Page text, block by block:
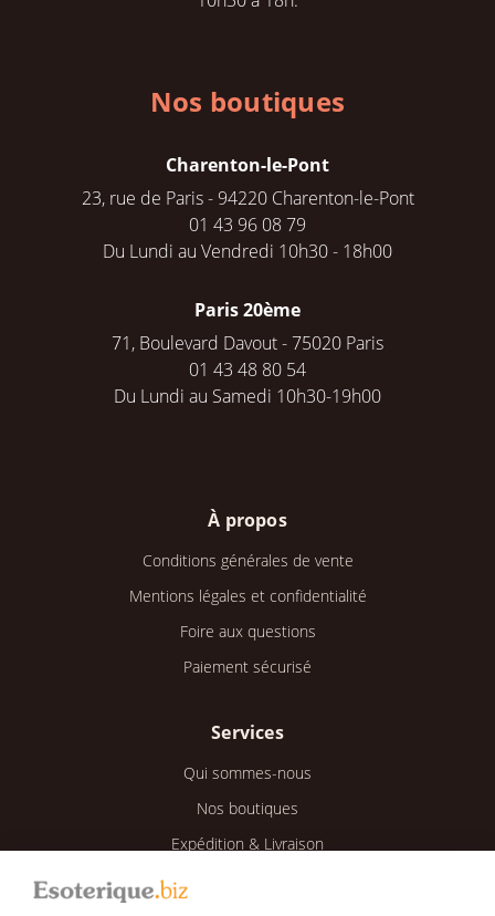
Nos boutiques
Charenton-le-Pont
23, rue de Paris - 94220 Charenton-le-Pont
01 43 96 08 79
Du Lundi au Vendredi 10h30 - 18h00
Paris 20ème
71, Boulevard Davout - 75020 Paris
01 43 48 80 54
Du Lundi au Samedi 10h30-19h00
À propos
Conditions générales de vente
Mentions légales et confidentialité
Foire aux questions
Paiement sécurisé
Services
Qui sommes-nous
Nos boutiques
Expédition & Livraison
Retour & Remboursement